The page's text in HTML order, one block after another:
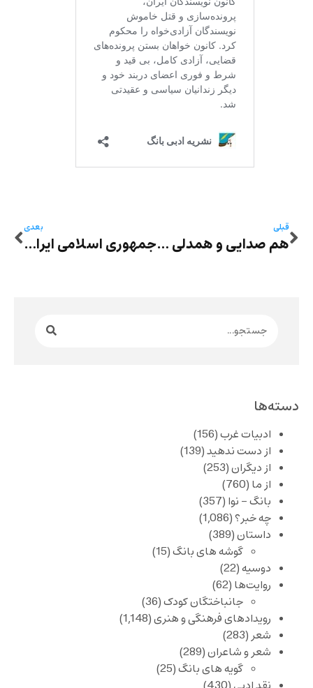
قبلی
هم صدایی و همدلی نسیم خاکسار با صداهای برخاسته در نگرانی از وضعیت وخیمِ بکتاش آبتین
بعدی
جمهوری اسلامی ایران با زندان‌های کرونایی‌اش بکتاش آبتین، شاعر و هنرمند آزادی‌خواه را به کشتن داد
دسته‌ها
ادبیات غرب(156)
از دست ندهید(139)
از دیگران(253)
از ما (760)
بانگ – نوا (357)
چه خبر؟(1,086)
داستان(389)
گوشه های بانگ(15)
دوسیه(22)
روایت‌ها (62)
جانباختگان کودک(36)
رویدادهای فرهنگی و هنری(1,148)
شعر(283)
شعر و شاعران(289)
گویه های بانگ(25)